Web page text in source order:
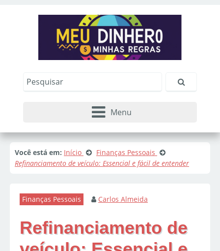
Menu
Você está em: Início
Finanças Pessoais
Refinanciamento de veículo: Essencial e fácil de entender
Finanças Pessoais Carlos Almeida
Refinanciamento de